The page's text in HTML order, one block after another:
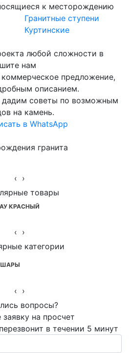
к месторождению
Гранитные ступени
Куртинские
любой сложности в
нам
предложение,
описанием.
дадим советы по возможным
на камень.
в WhatsApp
гранита
‹ ›
товары
КРАСНЫЙ
‹ ›
категории
ШАРЫ
‹ ›
вопросы?
заявку на просчет
в течении 5 минут